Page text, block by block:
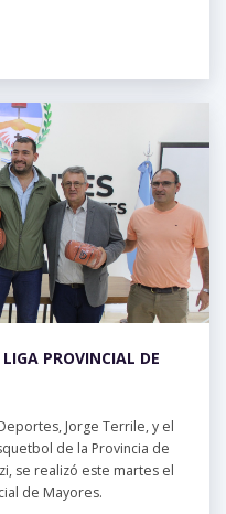
PROVINCIAL DE
Jorge Terrile, y el
de la Provincia de
se realizó este martes el
de Mayores.